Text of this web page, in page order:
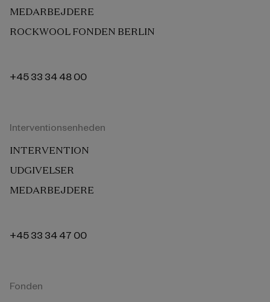
MEDARBEJDERE
ROCKWOOL FONDEN BERLIN
+45 33 34 48 00
Interventionsenheden
INTERVENTION
UDGIVELSER
MEDARBEJDERE
+45 33 34 47 00
Fonden